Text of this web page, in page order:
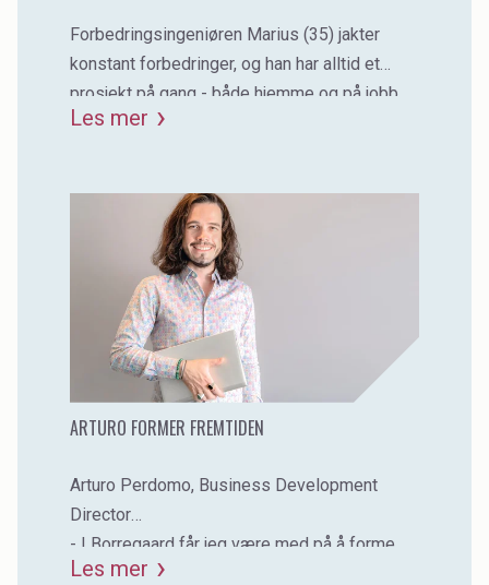
Forbedringsingeniøren Marius (35) jakter
konstant forbedringer, og han har alltid et
prosjekt på gang - både hjemme og på jobb.
Les mer
ARTURO FORMER FREMTIDEN
Arturo Perdomo, Business Development
Director
- I Borregaard får jeg være med på å forme
fremtiden og gjøre en forskjell.
Les mer